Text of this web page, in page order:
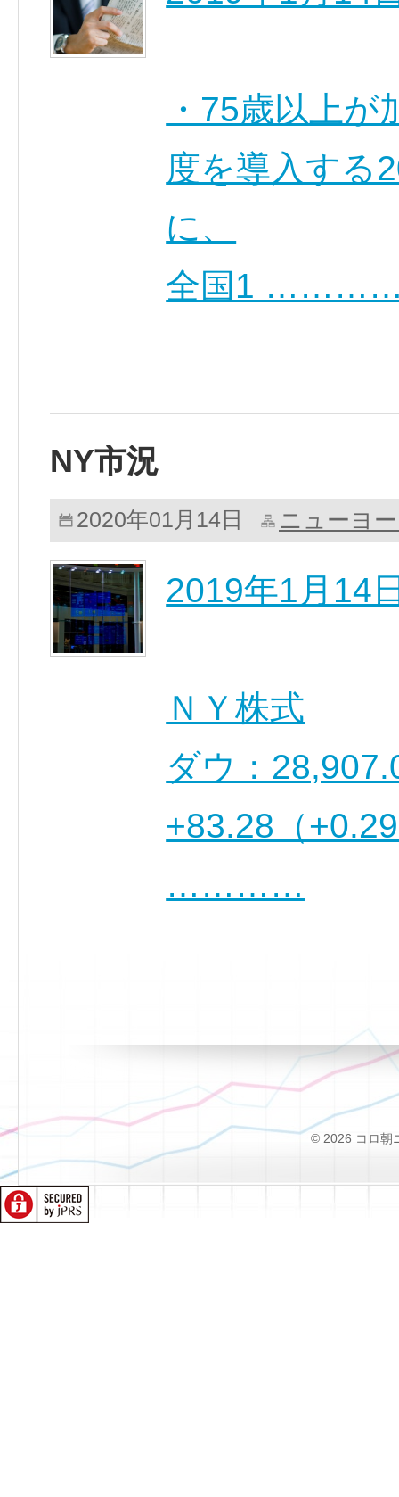
・75歳以上
度を導入する
に、
全国1
NY市況
2020年01月14日 ニューヨ
2019年1月14
ＮＹ株式
ダウ：
+83.28（
…………
© 2026 コロ朝